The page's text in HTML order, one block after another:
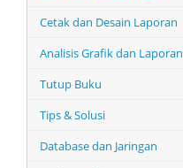
Cetak dan Desain Laporan
Analisis Grafik dan Laporan
Tutup Buku
Tips & Solusi
Database dan Jaringan